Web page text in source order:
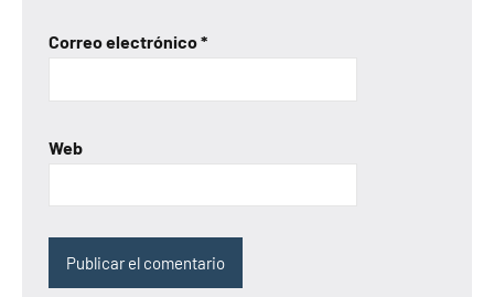
Correo electrónico*
Web